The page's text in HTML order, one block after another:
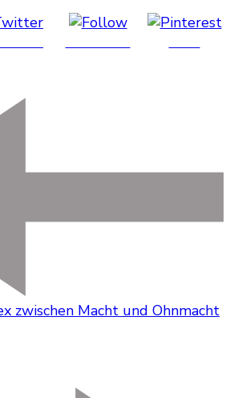
zwischen Macht und Ohnmacht